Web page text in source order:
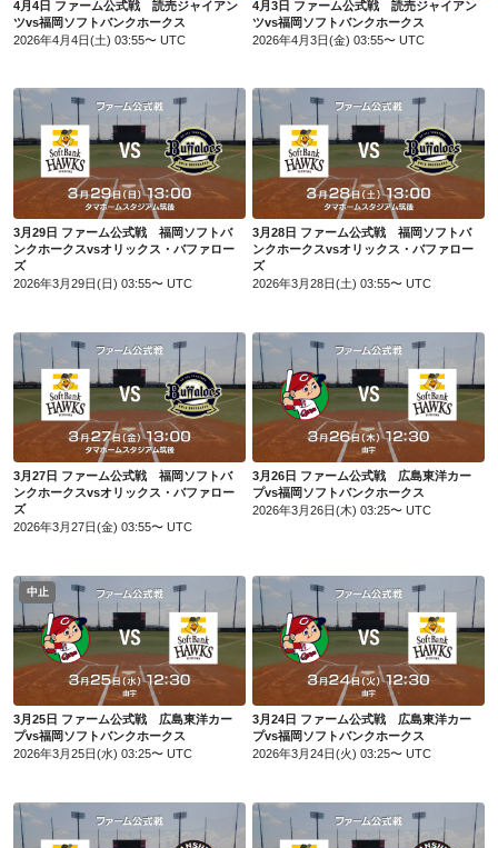
4月4日 ファーム公式戦 読売ジャイアン
ツvs福岡ソフトバンクホークス
2026年4月4日(土) 03:55〜 UTC
4月3日 ファーム公式戦 読売ジャイアン
ツvs福岡ソフトバンクホークス
2026年4月3日(金) 03:55〜 UTC
3月29日 ファーム公式戦 福岡ソフトバンクホークスvsオリックス・バファローズ
3月29日 ファーム公式戦 福岡ソフトバ
ンクホークスvsオリックス・バファロー
ズ
2026年3月29日(日) 03:55〜 UTC
3月28日 ファーム公式戦 福岡ソフトバンクホークスvsオリックス・バファローズ
3月28日 ファーム公式戦 福岡ソフトバ
ンクホークスvsオリックス・バファロー
ズ
2026年3月28日(土) 03:55〜 UTC
3月27日 ファーム公式戦 福岡ソフトバンクホークスvsオリックス・バファローズ
3月27日 ファーム公式戦 福岡ソフトバ
ンクホークスvsオリックス・バファロー
ズ
2026年3月27日(金) 03:55〜 UTC
3月26日 ファーム公式戦 広島東洋カープvs福岡ソフトバンクホークス
3月26日 ファーム公式戦 広島東洋カー
プvs福岡ソフトバンクホークス
2026年3月26日(木) 03:25〜 UTC
中止
3月25日 ファーム公式戦 広島東洋カープvs福岡ソフトバンクホークス
3月25日 ファーム公式戦 広島東洋カー
プvs福岡ソフトバンクホークス
2026年3月25日(水) 03:25〜 UTC
3月24日 ファーム公式戦 広島東洋カープvs福岡ソフトバンクホークス
3月24日 ファーム公式戦 広島東洋カー
プvs福岡ソフトバンクホークス
2026年3月24日(火) 03:25〜 UTC